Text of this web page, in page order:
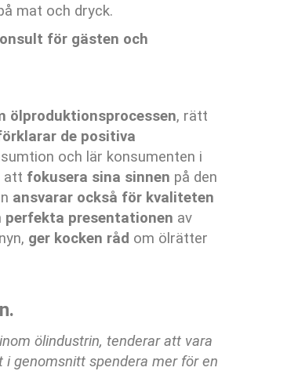
mat och dryck.
för gästen och
ölproduktionsprocessen, rätt
de positiva
och lär konsumenten i
att fokusera sina sinnen på den
ansvarar också för kvaliteten
perfekta presentationen av
ger kocken råd om ölrätter
ölindustrin, tenderar att vara
genomsnitt spendera mer för en